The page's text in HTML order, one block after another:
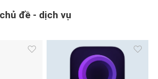
đề - dịch vụ